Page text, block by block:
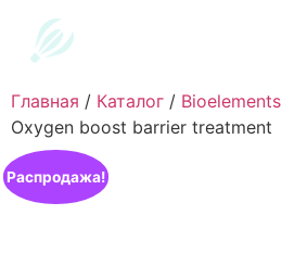
Главная / Каталог / Bioelements
Oxygen boost barrier treatment
Распродажа!